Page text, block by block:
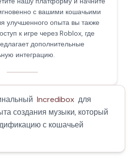
с вашими кошачьими
улучшенного опыта вы также
к игре через Roblox, где
дополнительные
интеграцию.
Incredibox для
создания музыки, который
с кошачьей